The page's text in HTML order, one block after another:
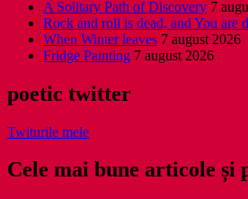
A Solitary Path of Discovery 7
Rock and roll is dead, and You are
When Winter leaves 7 august 2026
Fridge Painting 7 august 2026
poetic twitter
Twiturile mele
Cele mai bune articole și